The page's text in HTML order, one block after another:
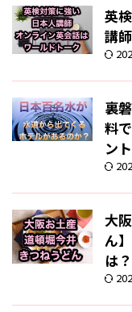
英
講
裏
料
ン
大
ん
は